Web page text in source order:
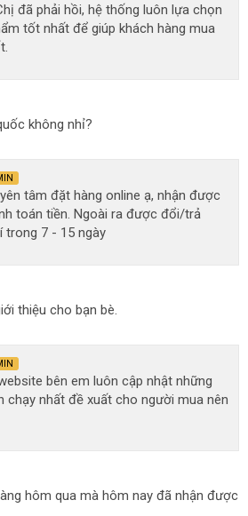
đã phải hồi, hệ thống luôn lựa chọn
tốt nhất để giúp khách hàng mua
không nhỉ?
tâm đặt hàng online ạ, nhận được
toán tiền. Ngoài ra được đổi/trả
trong 7 - 15 ngày
thiệu cho bạn bè.
bên em luôn cập nhật những
chạy nhất đề xuất cho người mua nên
hôm qua mà hôm nay đã nhận được